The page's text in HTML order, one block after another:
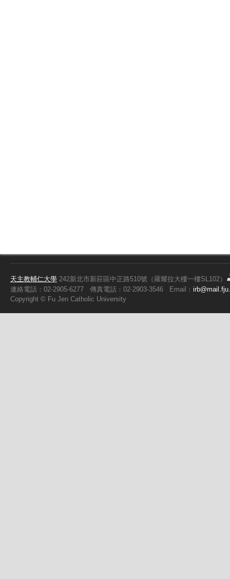
天主教輔仁大學 242新北市新莊區中正路510號（羅耀拉大樓一樓SL102）
連絡電話：02-2905-6277
傳真電話：02-2903-3546 Email：
Copyright © Fu Jen Catholic University